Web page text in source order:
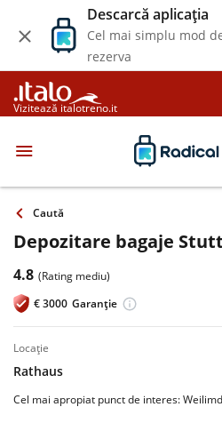
Descarcă aplicația
Cel mai simplu mod
rezerva
Vizitează italotreno.it
Caută
Depozitare bagaje
4.8 (Rating mediu)
€3000 Garanție
locație
Rathaus
Cel mai apropiat punct de interes: